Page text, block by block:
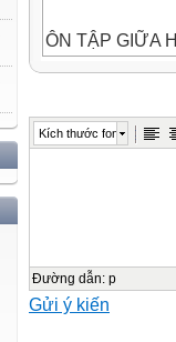
ÔN TẬP GIỮA
Thời gian thực
I. Mục tiêu: Sau
ẩn, hệ hai
nhất hai ẩn,
Kích thước font
Đường dẫn: p
Gửi ý kiến